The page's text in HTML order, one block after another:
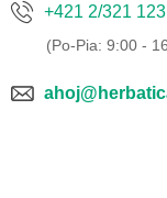
+421 2/321